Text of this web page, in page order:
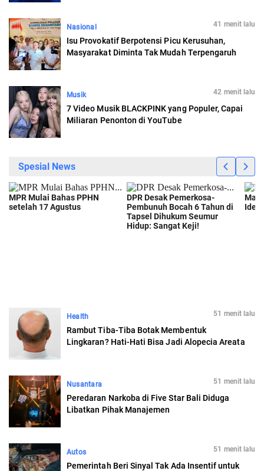
Nasional 41 menit lalu
Isu Provokatif Berpotensi Picu Kerusuhan,
Masyarakat Diminta Tak Mudah Terpengaruh
Musik 42 menit lalu
7 Video Musik BLACKPINK yang Populer, Capai
Miliaran Penonton di YouTube
Health 51 menit lalu
Rambut Tiba-Tiba Botak Membentuk
Lingkaran? Hati-Hati Bisa Jadi Alopecia Areata
Nusantara 51 menit lalu
Peredaran Narkoba di Five Star Bali Diduga
Libatkan Pihak Manajemen
Autos 51 menit lalu
Pemerintah Beri Sinyal Tak Ada Insentif untuk